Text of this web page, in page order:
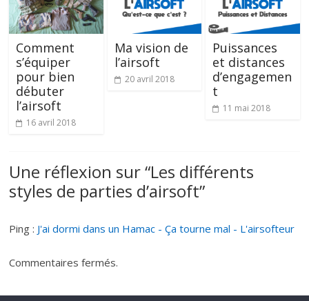
Comment
s’équiper
pour bien
débuter
l’airsoft
16 avril 2018
Ma vision de
l’airsoft
20 avril 2018
Puissances
et distances
d’engagemen
t
11 mai 2018
Une réflexion sur “Les différents
styles de parties d’airsoft”
Ping : J'ai dormi dans un Hamac - Ça tourne mal - L'airsofteur
Commentaires fermés.